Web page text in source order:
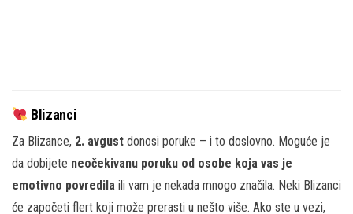
Blizanci
Za Blizance, 2. avgust donosi poruke – i to doslovno. Moguće je
da dobijete neočekivanu poruku od osobe koja vas je
emotivno povredila ili vam je nekada mnogo značila. Neki Blizanci
će započeti flert koji može prerasti u nešto više. Ako ste u vezi,